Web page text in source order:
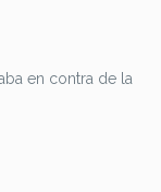
en contra de la